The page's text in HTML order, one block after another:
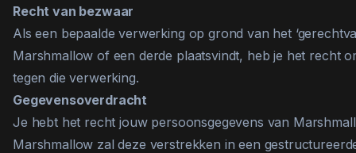
Recht van bezwaar
Als een bepaalde verwerking op grond van het
Marshmallow of een derde plaatsvindt, heb je het recht
tegen die verwerking.
Gegevensoverdracht
Je hebt het recht jouw persoonsgegevens van
Marshmallow zal deze verstrekken in een